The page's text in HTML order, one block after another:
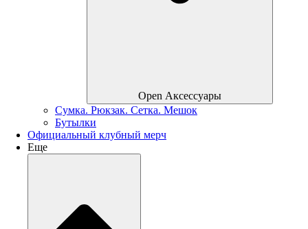
Open Аксессуары
Сумка. Рюкзак. Сетка. Мешок
Бутылки
Официальный клубный мерч
Еще